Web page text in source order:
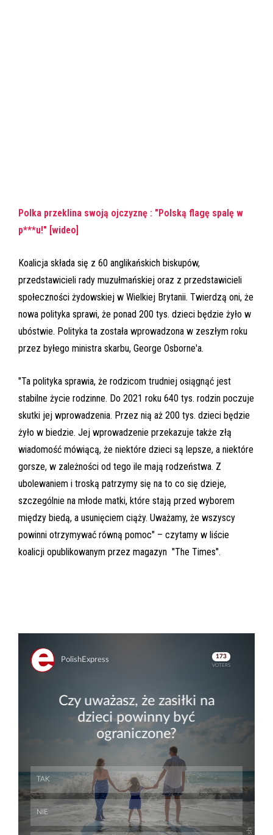
Polka przeklina swoją ojczyznę : "Polską flagę spalę w
p***u!" [wideo]
Koalicja składa się z 60 anglikańskich biskupów,
przedstawicieli rady muzułmańskiej oraz z przedstawicieli
społeczności żydowskiej w Wielkiej Brytanii. Twierdzą oni, że
nowa polityka sprawi, że ponad 200 tys. dzieci będzie żyło w
ubóstwie. Polityka ta została wprowadzona w zeszłym roku
przez byłego ministra skarbu, George Osborne'a.
"Ta polityka sprawia, że rodzicom trudniej osiągnąć jest
stabilne życie rodzinne. Do 2021 roku 640 tys. rodzin poczuje
skutki jej wprowadzenia. Przez nią aż 200 tys. dzieci będzie
żyło w biedzie. Jej wprowadzenie przekazuje także złą
wiadomość mówiącą, że niektóre dzieci są lepsze, a niektóre
gorsze, w zależności od tego ile mają rodzeństwa. Z
ubolewaniem i troską patrzymy się na to co się dzieje,
szczególnie na młode matki, które stają przed wyborem
między biedą, a usunięciem ciąży. Uważamy, że wszyscy
powinni otrzymywać równą pomoc" – czytamy w liście
koalicji opublikowanym przez magazyn "The Times".
Skip
Skip